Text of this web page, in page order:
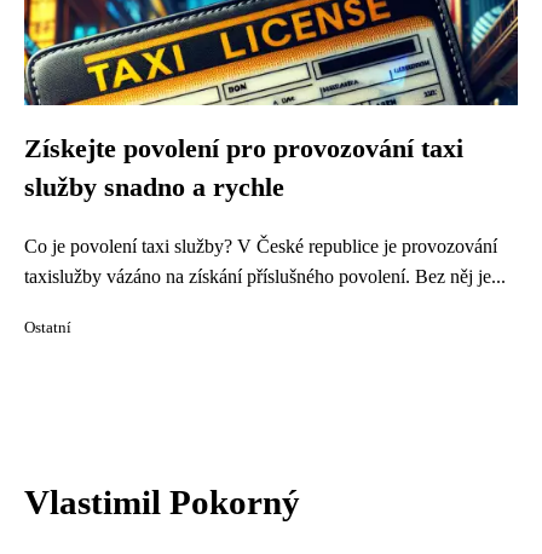
Získejte povolení pro provozování taxi
služby snadno a rychle
Co je povolení taxi služby? V České republice je provozování
taxislužby vázáno na získání příslušného povolení. Bez něj je...
Ostatní
Vlastimil Pokorný